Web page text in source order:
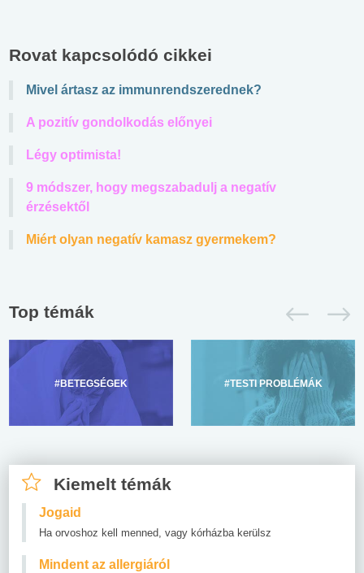
Rovat kapcsolódó cikkei
Mivel ártasz az immunrendszerednek?
A pozitív gondolkodás előnyei
Légy optimista!
9 módszer, hogy megszabadulj a negatív
érzésektől
Miért olyan negatív kamasz gyermekem?
Top témák
#BETEGSÉGEK #TESTI PROBLÉMÁK
Kiemelt témák
Jogaid
Ha orvoshoz kell menned, vagy kórházba kerülsz
Mindent az allergiáról